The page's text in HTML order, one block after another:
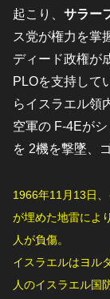
起こり、 サラー
ス党が権力を掌
ディード政権が
PLOを支持して
らイスラエル領
空軍の F-4Eが
を 2機を撃墜、
1966年11月13日
が埋めた地雷によ
人が負傷。
イスラエルはヨル
人のイスラエル国